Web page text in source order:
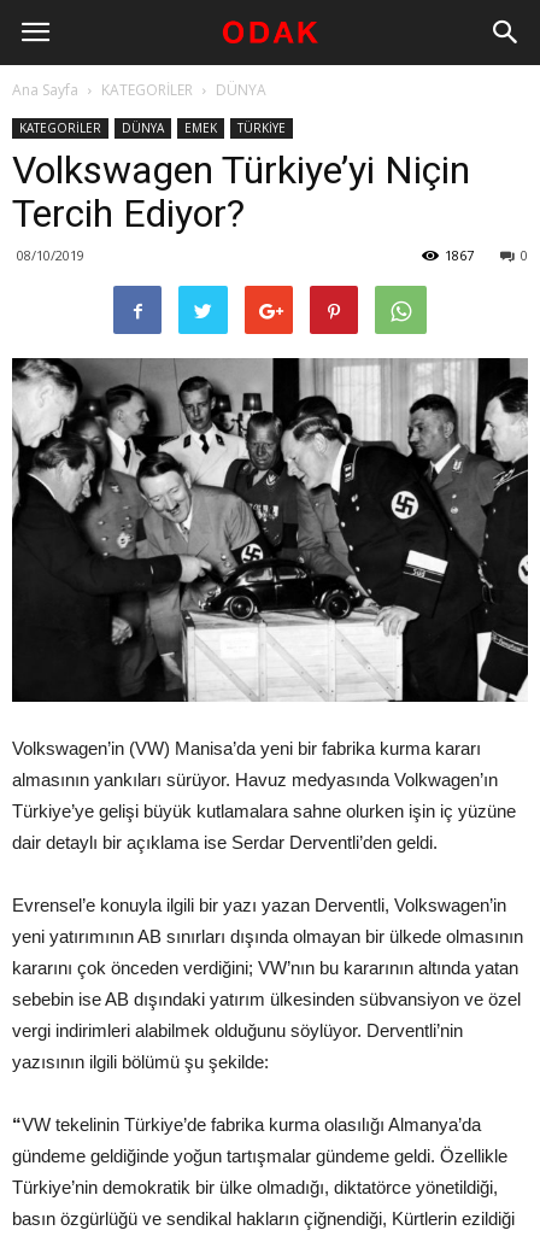
Ana Sayfa KATEGORİLER DÜNYA
KATEGORİLER DÜNYA EMEK TÜRKİYE
Volkswagen Türkiye’yi Niçin
Tercih Ediyor?
08/10/2019 0
1867
Volkswagen’in (VW) Manisa’da yeni bir fabrika kurma kararı
almasının yankıları sürüyor. Havuz medyasında Volkwagen’ın
Türkiye’ye gelişi büyük kutlamalara sahne olurken işin iç yüzüne
dair detaylı bir açıklama ise Serdar Derventli’den geldi.
Evrensel’e konuyla ilgili bir yazı yazan Derventli, Volkswagen’in
yeni yatırımının AB sınırları dışında olmayan bir ülkede olmasının
kararını çok önceden verdiğini; VW’nın bu kararının altında yatan
sebebin ise AB dışındaki yatırım ülkesinden sübvansiyon ve özel
vergi indirimleri alabilmek olduğunu söylüyor. Derventli’nin
yazısının ilgili bölümü şu şekilde:
“VW tekelinin Türkiye’de fabrika kurma olasılığı Almanya’da
gündeme geldiğinde yoğun tartışmalar gündeme geldi. Özellikle
Türkiye’nin demokratik bir ülke olmadığı, diktatörce yönetildiği,
basın özgürlüğü ve sendikal hakların çiğnendiği, Kürtlerin ezildiği